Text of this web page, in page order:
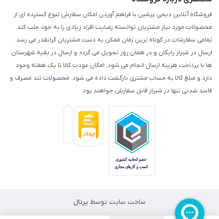
فروشگاه آنلاین دیجی پرشین با فراهم آوردن امکان سفارش تنوع گسترده ای از
محصولات مورد نیاز مشتریان توانسته رضایت افراد زیادی را به خود جلب کند.
تمامی سفارشات در کوتاه ترین زمان ممکن به دست مشتریان گرانقدر می رسد.
ارسال در شیراز رایگان و در همان روز تحویل می گردد و ارسال در بقیه شهرستان
ها با پرداخت هزینه ارسال انجام می شود. امکان عودت کالا تا یک هفته وجود
دارد و مبلغ کالا به حساب مشتری بازگشت داده می شود. محصولات تند مصرف و
فاسد شدنی تنها در شیراز قابل سفارش خواهند بود.
ساخت سایت توسط پرتال